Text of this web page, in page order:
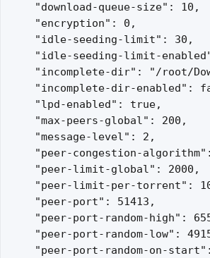
    "download-queue-size": 10,
    "encryption": 0,
    "idle-seeding-limit": 30,
"idle-seeding-limit-
"incomplete-dir": "/root/
"incomplete-dir-enabled":
    "lpd-enabled": true,
    "max-peers-global": 200,
    "message-level": 2,
"peer-congestion-
    "peer-limit-global": 2000,
"peer-limit-per-torrent":
    "peer-port": 51413,
"peer-port-random-high":
"peer-port-random-low":
"peer-port-random-on-